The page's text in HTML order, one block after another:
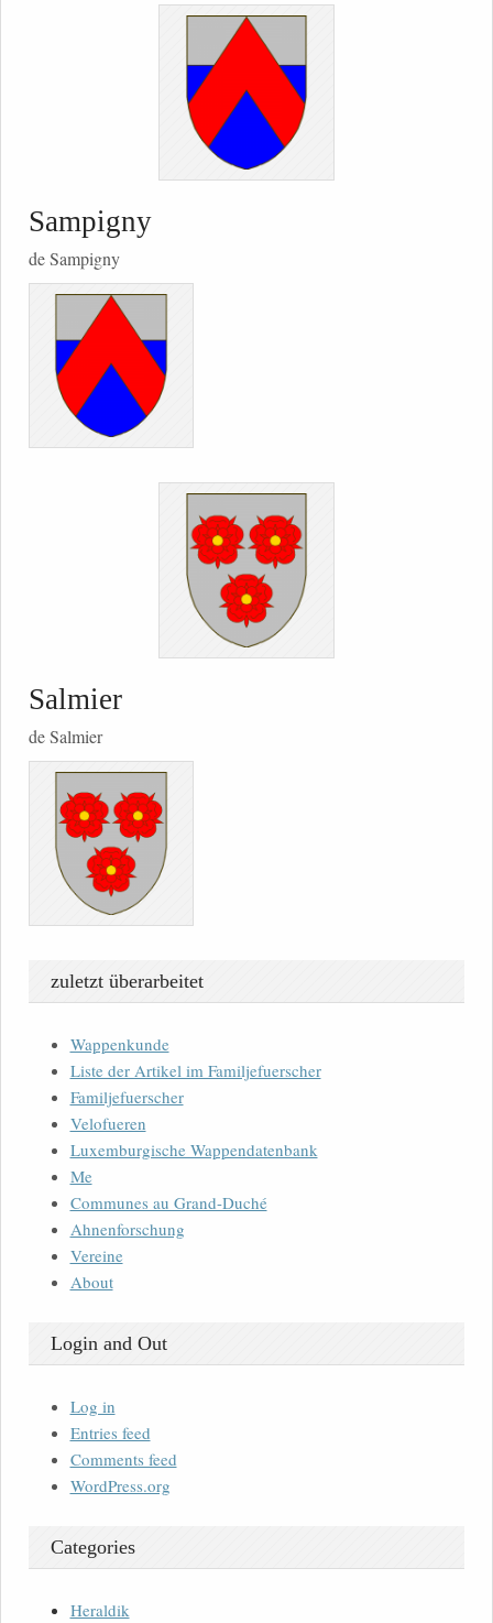
Sampigny
de Sampigny
Salmier
de Salmier
zuletzt überarbeitet
Wappenkunde
Liste der Artikel im Familjefuerscher
Familjefuerscher
Velofueren
Luxemburgische Wappendatenbank
Me
Communes au Grand-Duché
Ahnenforschung
Vereine
About
Login and Out
Log in
Entries feed
Comments feed
WordPress.org
Categories
Heraldik